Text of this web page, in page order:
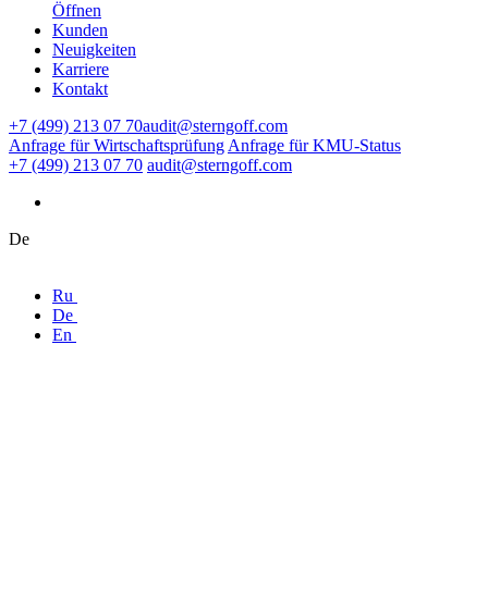
Ӧffnen
Kunden
Neuigkeiten
Karriere
Kontakt
+7 (499) 213 07 70audit@sterngoff.com
Anfrage für Wirtschaftsprüfung Anfrage für KMU-Status
+7 (499) 213 07 70 audit@sterngoff.com
De
Ru
De
En